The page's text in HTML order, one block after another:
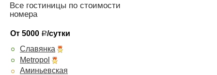
Все гостиницы по стоимости
номера
От 5000 Р/сутки
Славянка
Metropol
Аминьевская